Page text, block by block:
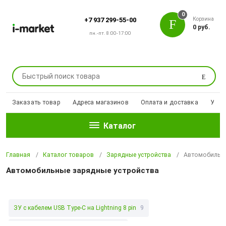
+7 937 299-55-00
пн.-пт. 8:00-17:00
Поиск
0
Корзина
0 руб.
Заказать товар Адреса магазинов Оплата и доставка
Каталог
Главная Каталог товаров Зарядные устройства
Автомобильные зарядные устройства
ЗУ c кабелем USB Type-C на Lightning 8 pin 9